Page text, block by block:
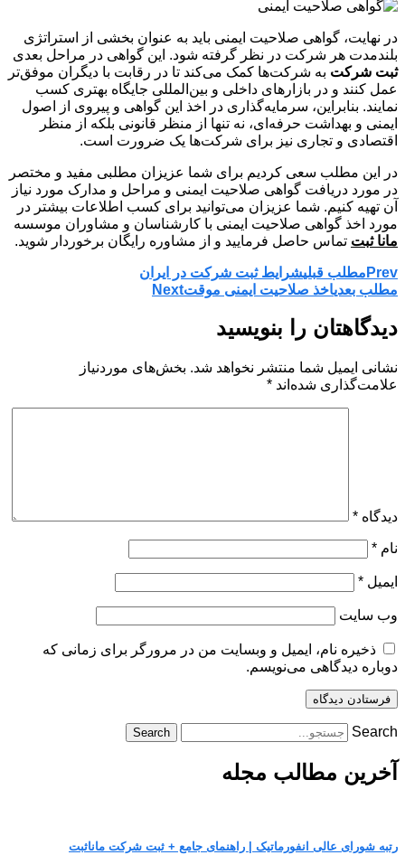
در نهایت، گواهی صلاحیت ایمنی باید به عنوان بخشی از استراتژی
بلندمدت هر شرکت در نظر گرفته شود. این گواهی در مراحل بعدی
ثبت شرکت به شرکت‌ها کمک می‌کند تا در رقابت با دیگران موفق‌تر
عمل کنند و در بازارهای داخلی و بین‌المللی جایگاه بهتری کسب
نمایند. بنابراین، سرمایه‌گذاری در اخذ این گواهی و پیروی از اصول
ایمنی و بهداشت حرفه‌ای، نه تنها از منظر قانونی بلکه از منظر
اقتصادی و تجاری نیز برای شرکت‌ها یک ضرورت است.
در این مطلب سعی کردیم برای شما عزیزان مطلبی مفید و مختصر
در مورد دریافت گواهی صلاحیت ایمنی و مراحل و مدارک مورد نیاز
آن تهیه کنیم. شما عزیزان می‌توانید برای کسب اطلاعات بیشتر در
مورد اخذ گواهی صلاحیت ایمنی با کارشناسان و مشاوران موسسه
مانا ثبت تماس حاصل فرمایید و از مشاوره رایگان برخوردار شوید.
Prev مطلب قبلیشرایط ثبت شرکت در ایران
مطلب بعدیاخذ صلاحیت ایمنی موقتNext
دیدگاهتان را بنویسید
نشانی ایمیل شما منتشر نخواهد شد. بخش‌های موردنیاز
علامت‌گذاری شده‌اند *
دیدگاه *
نام *
ایمیل *
وب‌ سایت
ذخیره نام، ایمیل و وبسایت من در مرورگر برای زمانی که
دوباره دیدگاهی می‌نویسم.
Search
Search
آخرین مطالب مجله
رتبه شورای عالی انفورماتیک | راهنمای جامع + ثبت شرکت مانا‌ثبت